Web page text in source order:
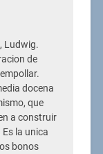
Ludwig.
de
docena
que
a construir
la unica
bonos